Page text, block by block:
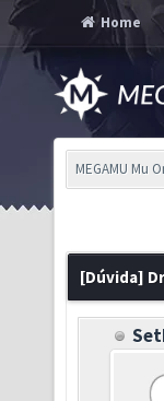
Home
MEGAMU Mu
[Dúvida]